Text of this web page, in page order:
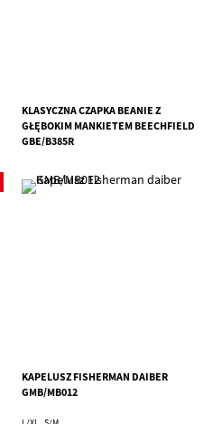
KLASYCZNA CZAPKA BEANIE Z
GŁĘBOKIM MANKIETEM BEECHFIELD
GBE/B385R
KAPELUSZ FISHERMAN DAIBER
GMB/MB012